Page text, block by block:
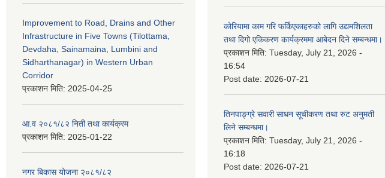
Improvement to Road, Drains and Other
Infrastructure in Five Towns (Tilottama,
Devdaha, Sainamaina, Lumbini and
Sidharthanagar) in Western Urban
Corridor
प्रकाशन मिति: 2025-04-25
आ.व २०८१/८२ निती तथा कार्यक्रम
प्रकाशन मिति: 2025-01-22
नगर बिकास योजना २०८१/८२
कोरियामा काम गरि फर्किएकाहरुको लागि उद्यमशिलता
तथा दिगो एकिकरण कार्यक्रममा आबेदन दिने सम्बन्धमा।
प्रकाशन मिति: Tuesday, July 21, 2026 -
16:54
Post date: 2026-07-21
तिनपाङ्ग्रे सवारी साधन सूचीकरण तथा रुट अनुमती
लिने सम्बन्धमा।
प्रकाशन मिति: Tuesday, July 21, 2026 -
16:18
Post date: 2026-07-21